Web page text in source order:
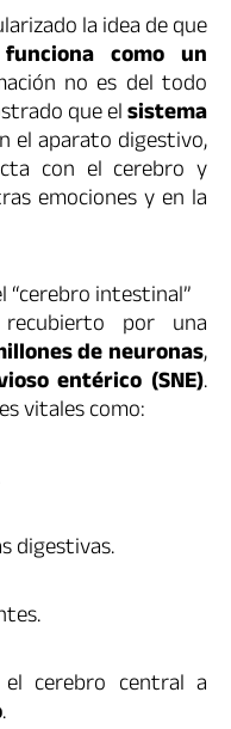
la idea de que
como un
no es del todo
que elsistema
el aparato digestivo,
con el cerebro y
emociones y en la
“cerebro intestinal”
por una
de neuronas,
entérico (SNE).
vitales como:
digestivas.
cerebro central a
.